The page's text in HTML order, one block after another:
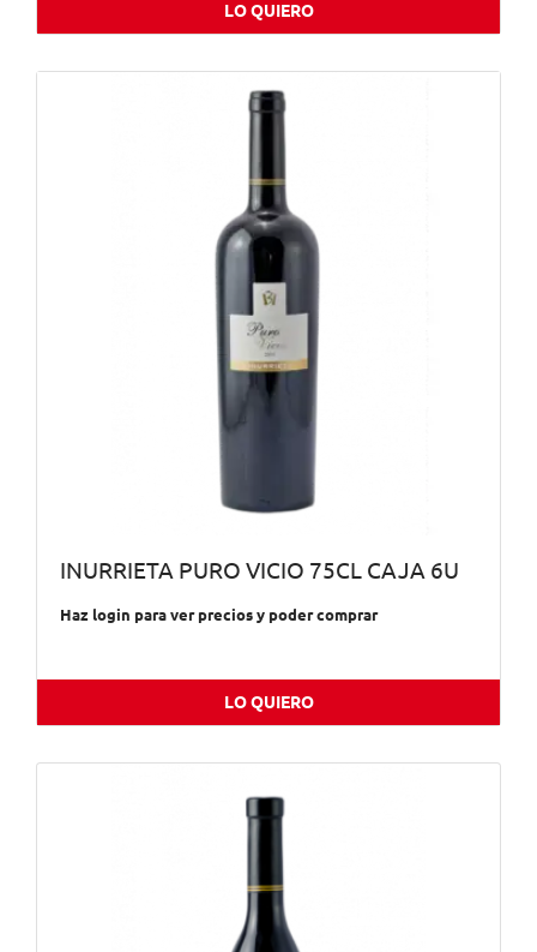
LO QUIERO
INURRIETA PURO VICIO 75CL CAJA 6U
Haz login para ver precios y poder comprar
LO QUIERO